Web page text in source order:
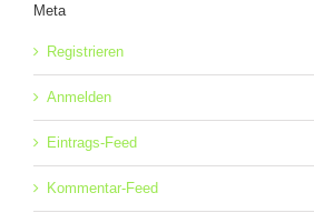
Meta
Registrieren
Anmelden
Eintrags-Feed
Kommentar-Feed